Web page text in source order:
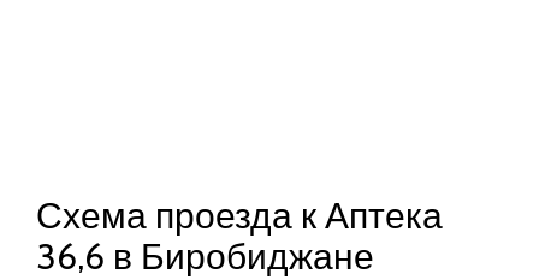
Схема проезда к Аптека
36,6 в Биробиджане